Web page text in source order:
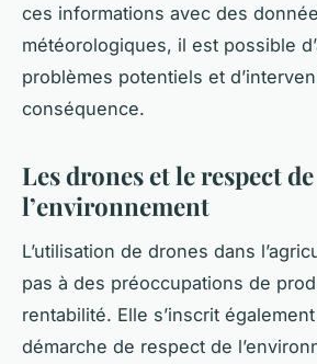
ces informations avec des
météorologiques, il est possible
problèmes potentiels et
conséquence.
Les drones et le respect de
l’environnement
L’utilisation de drones dans
pas à des préoccupations de
rentabilité. Elle s’inscrit
démarche de respect de